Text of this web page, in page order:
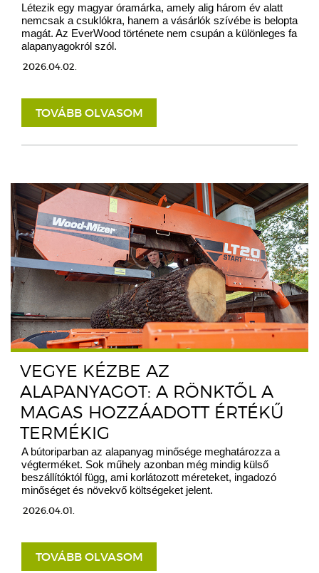
Létezik egy magyar óramárka, amely alig három év alatt
nemcsak a csuklókra, hanem a vásárlók szívébe is belopta
magát. Az EverWood története nem csupán a különleges fa
alapanyagokról szól.
2026.04.02.
TOVÁBB OLVASOM
VEGYE KÉZBE AZ
ALAPANYAGOT: A RÖNKTŐL A
MAGAS HOZZÁADOTT ÉRTÉKŰ
TERMÉKIG
A bútoriparban az alapanyag minősége meghatározza a
végterméket. Sok műhely azonban még mindig külső
beszállítóktól függ, ami korlátozott méreteket, ingadozó
minőséget és növekvő költségeket jelent.
2026.04.01.
TOVÁBB OLVASOM